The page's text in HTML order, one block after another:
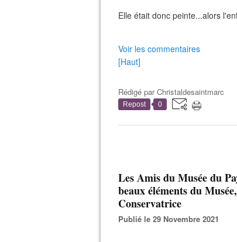
Elle était donc peinte...alors
Voir les commentaires
[Haut]
Rédigé parChristaldesaintmarc
Repost 0
Les Amis du Musée du
beaux éléments du
Conservatrice
Publié le 29 Novembre 2021